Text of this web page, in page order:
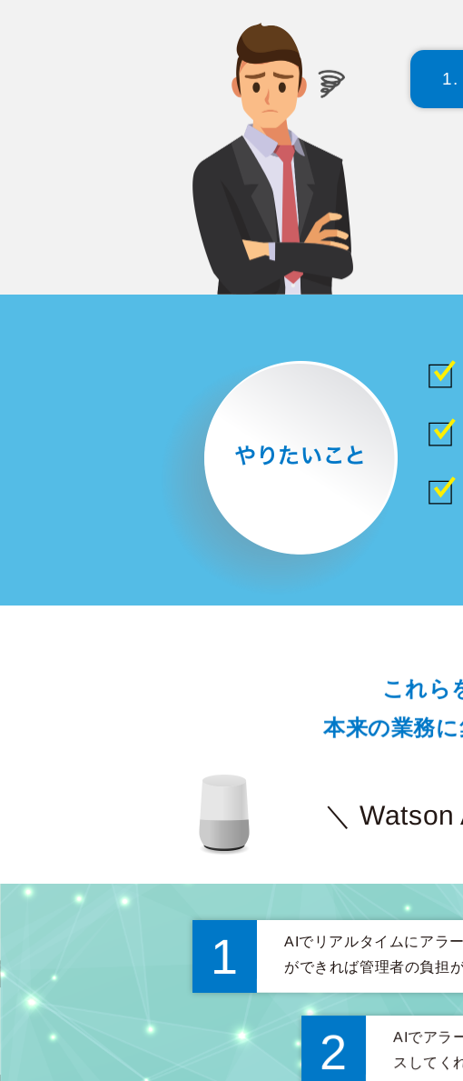
1.
これら
本来の業務
＼
1 AIでリアルタイムにアラ
ができれば管理者の負担
2 AIでアラ
スしてく